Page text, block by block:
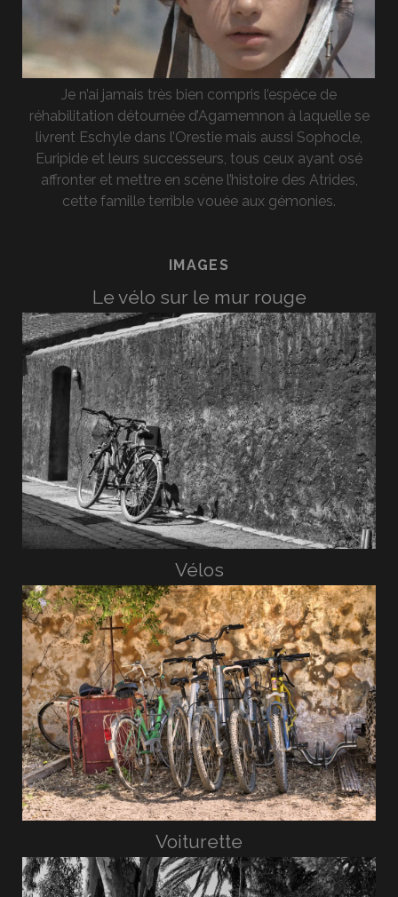
Je n’ai jamais très bien compris l’espèce de
réhabilitation détournée d’Agamemnon à laquelle se
livrent Eschyle dans l’Orestie mais aussi Sophocle,
Euripide et leurs successeurs, tous ceux ayant osé
affronter et mettre en scène l’histoire des Atrides,
cette famille terrible vouée aux gémonies.
IMAGES
Le vélo sur le mur rouge
Vélos
Voiturette